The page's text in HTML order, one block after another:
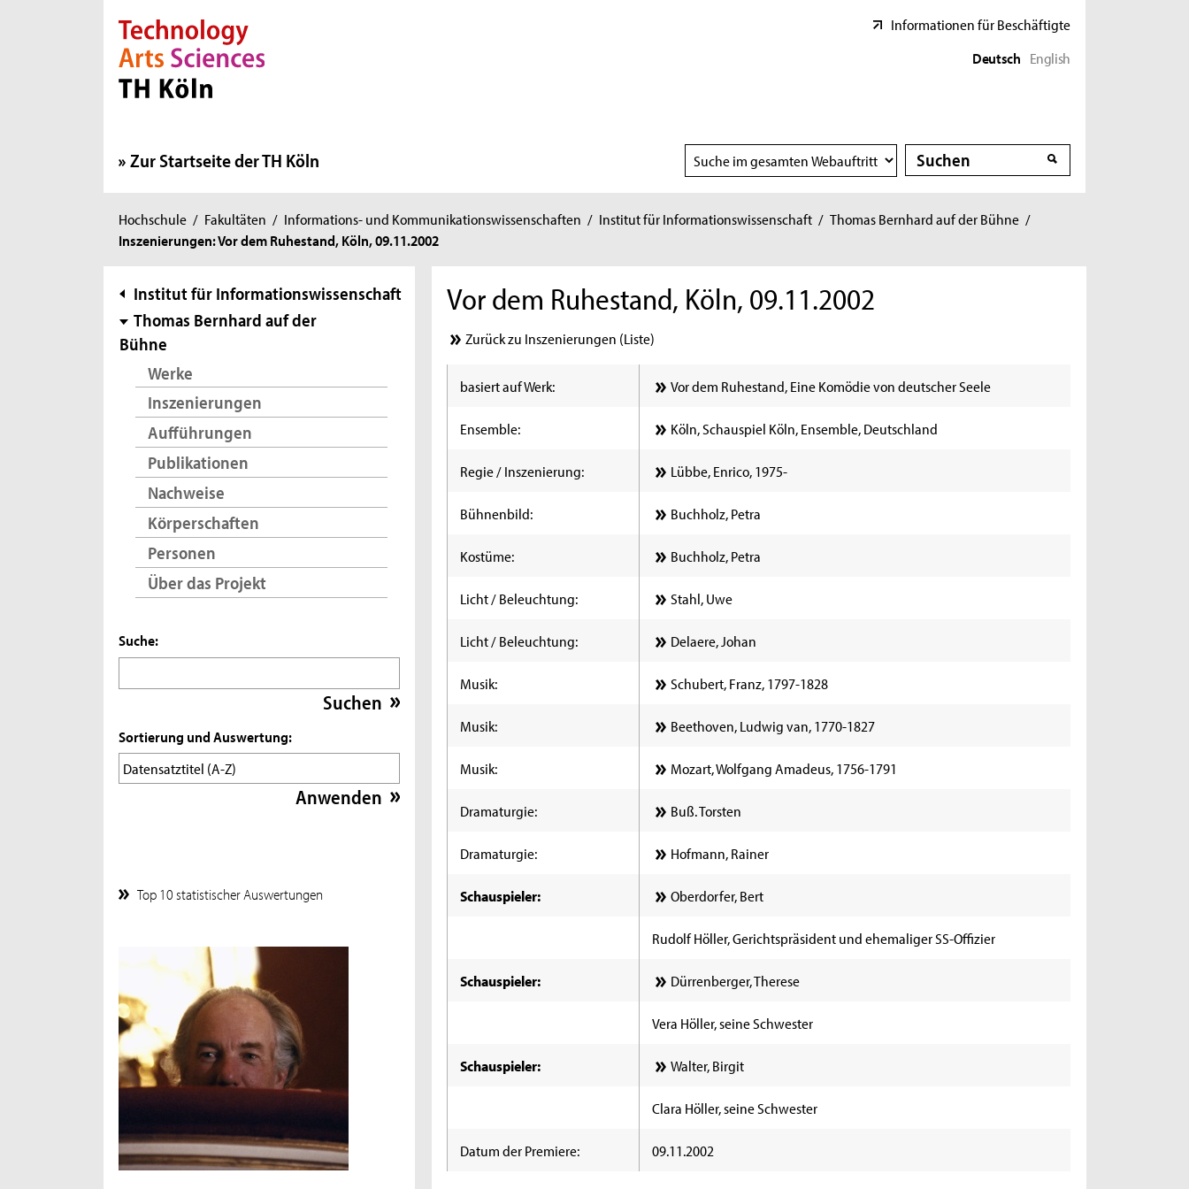
Direkt zur Hauptnavigation
Direkt zur Subnavigation
Direkt zum Inhalt
Direkt zum Fußbereich
Informationen für Beschäftigte
Deutsch English
Zur Startseite der TH Köln
Suchbereich
wählen
Suche
Suche
Sie
sind
Hochschule / Fakultäten / Informations- und Kommunikationswissenschaften / Institut für Informationswissenschaft / Thomas Bernhard auf der Bühne /
Inszenierungen: Vor dem Ruhestand, Köln, 09.11.2002
Subnavigation
Institut für Informationswissenschaft
Thomas Bernhard auf der
Bühne
Werke
Inszenierungen
Aufführungen
Publikationen
Nachweise
Körperschaften
Personen
Über das Projekt
Suche:
Sortierung und Auswertung:
Top 10 statistischer Auswertungen
Vor dem Ruhestand, Köln, 09.11.2002
Zurück zu Inszenierungen (Liste)
basiert auf Werk: Vor dem Ruhestand, Eine Komödie von deutscher Seele
Ensemble: Köln, Schauspiel Köln, Ensemble, Deutschland
Regie / Inszenierung: Lübbe, Enrico, 1975-
Bühnenbild: Buchholz, Petra
Kostüme: Buchholz, Petra
Licht / Beleuchtung: Stahl, Uwe
Licht / Beleuchtung: Delaere, Johan
Musik: Schubert, Franz, 1797-1828
Musik: Beethoven, Ludwig van, 1770-1827
Musik: Mozart, Wolfgang Amadeus, 1756-1791
Dramaturgie: Buß. Torsten
Dramaturgie: Hofmann, Rainer
Schauspieler: Oberdorfer, Bert
Rudolf Höller, Gerichtspräsident und ehemaliger SS-Offizier
Schauspieler: Dürrenberger, Therese
Vera Höller, seine Schwester
Schauspieler: Walter, Birgit
Clara Höller, seine Schwester
Datum der Premiere: 09.11.2002